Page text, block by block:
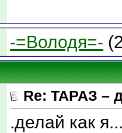
-=Володя=-
Re: ТАРАЗ –
.делай как